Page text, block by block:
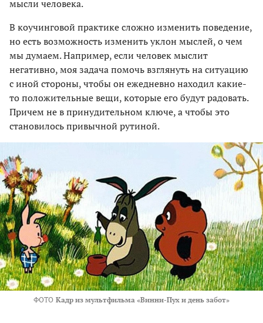
мысли человека.
В коучинговой практике сложно изменить поведение,
но есть возможность изменить уклон мыслей, о чем
мы думаем. Например, если человек мыслит
негативно, моя задача помочь взглянуть на ситуацию
с иной стороны, чтобы он ежедневно находил какие-
то положительные вещи, которые его будут радовать.
Причем не в принудительном ключе, а чтобы это
становилось привычной рутиной.
ФОТО Кадр из мультфильма «Винни-Пух и день забот»